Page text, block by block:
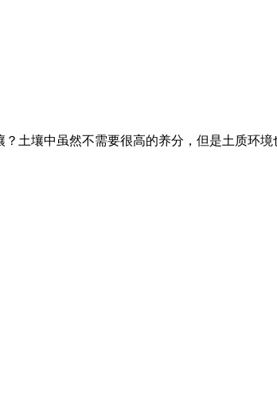
土壤中虽然不需要很高的养分，但是土质环